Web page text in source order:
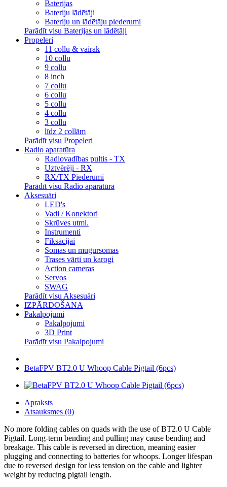
Baterijas
Bateriju lādētāji
Bateriju un lādētāju piederumi
Parādīt visu Baterijas un lādētāji
Propeleri
11 collu & vairāk
10 collu
9 collu
8 inch
7 collu
6 collu
5 collu
4 collu
3 collu
līdz 2 collām
Parādīt visu Propeleri
Radio aparatūra
Radiovadības pultis - TX
Uztvērēji - RX
RX/TX Piederumi
Parādīt visu Radio aparatūra
Aksesuāri
LED's
Vadi / Konektori
Skrūves utml.
Instrumenti
Fiksācijai
Somas un mugursomas
Trases vārti un karogi
Action cameras
Servos
SWAG
Parādīt visu Aksesuāri
IZPĀRDOŠANA
Pakalpojumi
Pakalpojumi
3D Print
Parādīt visu Pakalpojumi
BetaFPV BT2.0 U Whoop Cable Pigtail (6pcs)
Apraksts
Atsauksmes (0)
No more folding cables on quads with the use of BT2.0 U Cable
Pigtail. Long-term bending and pulling may cause bending and
breakage. This cable is reversed in direction, meaning easier
plugging and connecting to batteries for whoops. Longer lifespan
due to reversed design for less tension on the cable and lighter
weight by reducing pigtail length.